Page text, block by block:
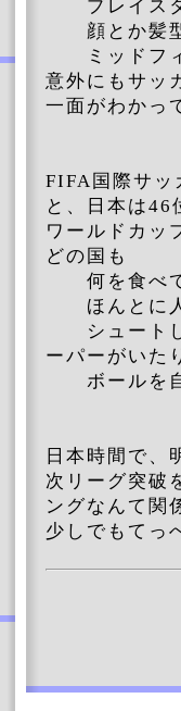
プレイス
顔とか髪
ミッドフィ
意外にもサッ
一面がわかっ
FIFA国際サッ
と、日本は46
ワールドカッ
どの国も
何を食べて
ほんとに人
シュートし
ーパーがいた
ボールを自
日本時間で、
次リーグ突破
ングなんて関
少しでもてっ